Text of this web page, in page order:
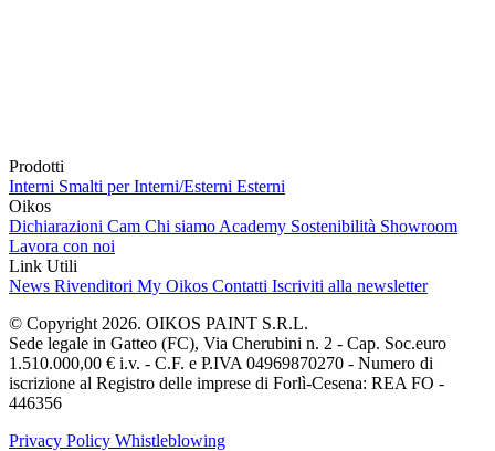
Prodotti
Interni Smalti per Interni/Esterni Esterni
Oikos
Dichiarazioni Cam Chi siamo Academy Sostenibilità Showroom
Lavora con noi
Link Utili
News Rivenditori My Oikos Contatti Iscriviti alla newsletter
© Copyright 2026. OIKOS PAINT S.R.L.
Sede legale in Gatteo (FC), Via Cherubini n. 2 - Cap. Soc.euro
1.510.000,00 € i.v. - C.F. e P.IVA 04969870270 - Numero di
iscrizione al Registro delle imprese di Forlì-Cesena: REA FO -
446356
Privacy Policy Whistleblowing